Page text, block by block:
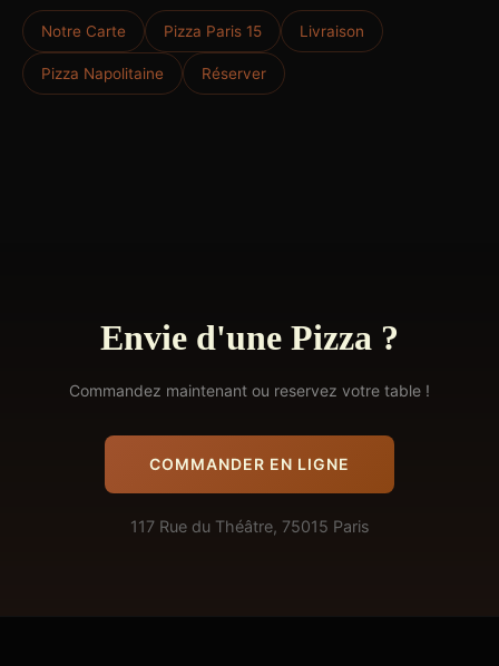
Notre Carte Pizza Paris 15 Livraison
Pizza Napolitaine Réserver
Envie d'une Pizza ?
Commandez maintenant ou reservez votre table !
COMMANDER EN LIGNE
117 Rue du Théâtre, 75015 Paris